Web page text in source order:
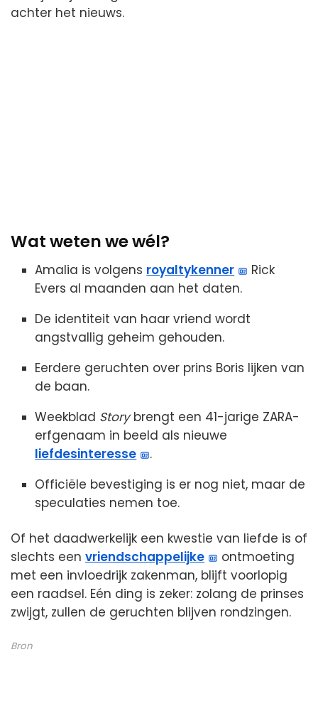
achter het nieuws.
Wat weten we wél?
Amalia is volgens royaltykenner
Rick
Evers al maanden aan het daten.
De identiteit van haar vriend wordt
angstvallig geheim gehouden.
Eerdere geruchten over prins Boris lijken van
de baan.
Weekblad Storybrengt een 41-jarige ZARA-
erfgenaam in beeld als nieuwe
liefdesinteresse
.
Officiële bevestiging is er nog niet, maar de
speculaties nemen toe.
Of het daadwerkelijk een kwestie van liefde is of
slechts een vriendschappelijke
ontmoeting
met een invloedrijk zakenman, blijft voorlopig
een raadsel. Eén ding is zeker: zolang de prinses
zwijgt, zullen de geruchten blijven rondzingen.
Bron